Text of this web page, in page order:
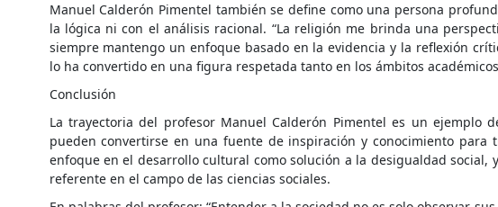
Manuel Calderón Pimentel también se define como una persona
la lógica ni con el análisis racional. “La religión me brinda una
siempre mantengo un enfoque basado en la evidencia y la reflexión
lo ha convertido en una figura respetada tanto en los ámbitos
Conclusión
La trayectoria del profesor Manuel Calderón Pimentel es un ejemplo
pueden convertirse en una fuente de inspiración y conocimiento para
enfoque en el desarrollo cultural como solución a la desigualdad
referente en el campo de las ciencias sociales.